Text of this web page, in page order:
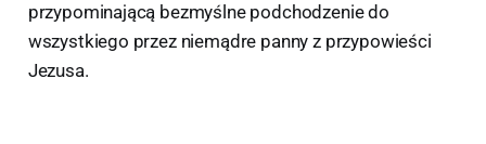
przypominającą bezmyślne podchodzenie do
wszystkiego przez niemądre panny z przypowieści
Jezusa.